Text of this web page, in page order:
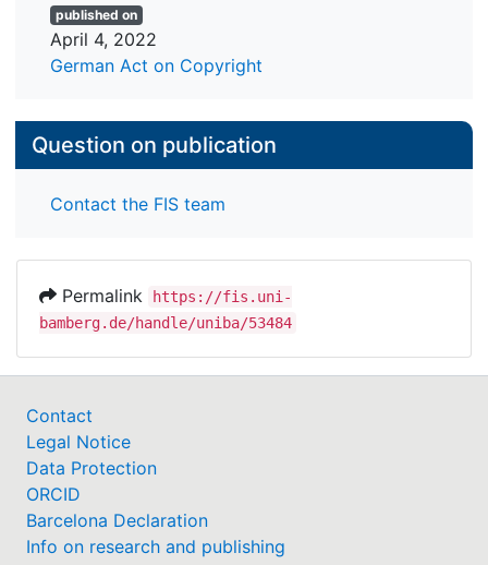
published on
April 4, 2022
German Act on Copyright
Question on publication
Contact the FIS team
Permalink
https://fis.uni-
bamberg.de/handle/uniba/53484
Contact
Legal Notice
Data Protection
ORCID
Barcelona Declaration
Info on research and publishing